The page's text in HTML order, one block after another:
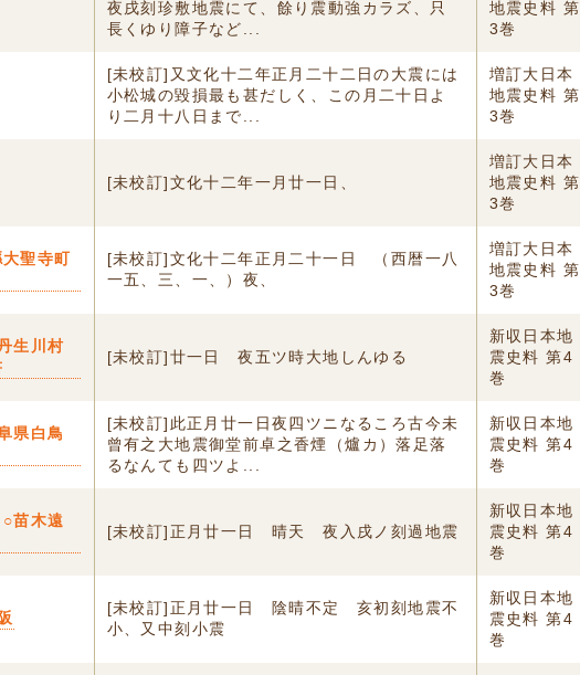
夜戌刻珍敷地震にて、餘り震動強カラズ、只
長くゆり障子など...
地震史料 第
3巻
[未校訂]又文化十二年正月二十二日の大震には
小松城の毀損最も甚だしく、この月二十日よ
り二月十八日まで...
増訂大日本
地震史料 第
3巻
[未校訂]文化十二年一月廿一日、
増訂大日本
地震史料 第
3巻
大聖寺町
[未校訂]文化十二年正月二十一日 （西暦一八
一五、三、一、）夜、
増訂大日本
地震史料 第
3巻
生川村
[未校訂]廿一日 夜五ツ時大地しんゆる
新収日本地
震史料 第4
巻
県白鳥
[未校訂]此正月廿一日夜四ツニなるころ古今未
曾有之大地震御堂前卓之香煙（爐カ）落足落
るなんても四ツよ...
新収日本地
震史料 第4
巻
○苗木遠
[未校訂]正月廿一日 晴天 夜入戌ノ刻過地震
新収日本地
震史料 第4
巻
[未校訂]正月廿一日 陰晴不定 亥初刻地震不
小、又中刻小震
新収日本地
震史料 第4
巻